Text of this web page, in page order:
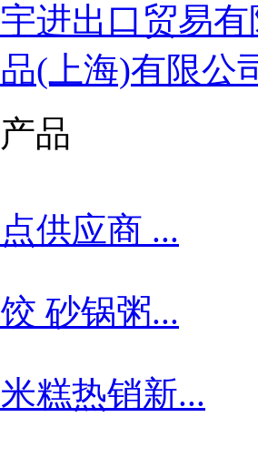
进出口贸易
(上海)有限公
品
供应商 ...
砂锅粥...
糕热销新...